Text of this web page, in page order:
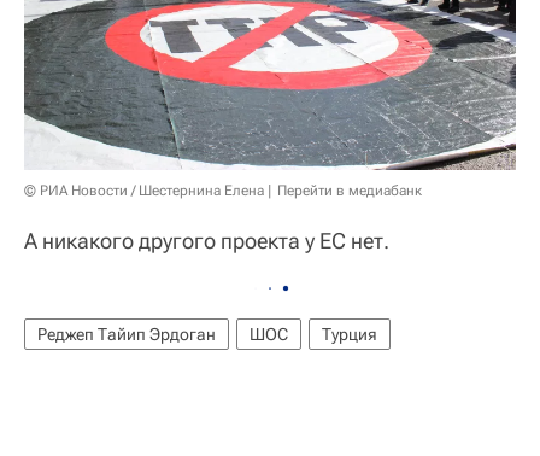
© РИА Новости / Шестернина Елена Перейти в медиабанк
А никакого другого проекта у ЕС нет.
Реджеп Тайип Эрдоган ШОС Турция